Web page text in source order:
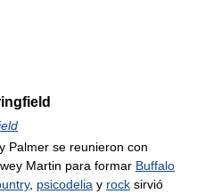
Palmer se reunieron con
Martin para formar Buffalo
, psicodelia y rock sirvió